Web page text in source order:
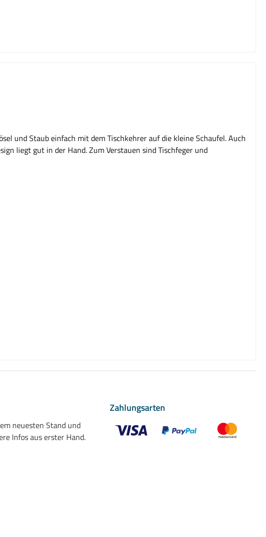
und Staub einfach mit dem Tischkehrer auf die kleine Schaufel. Auch
liegt gut in der Hand. Zum Verstauen sind Tischfeger und
neuesten Stand und
Infos aus erster Hand.
Zahlungsarten